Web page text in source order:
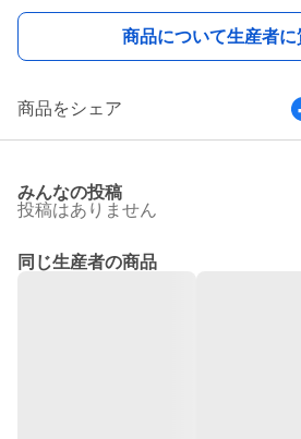
商品について生産者に
商品をシェア
みんなの投稿
投稿はありません
同じ生産者の商品